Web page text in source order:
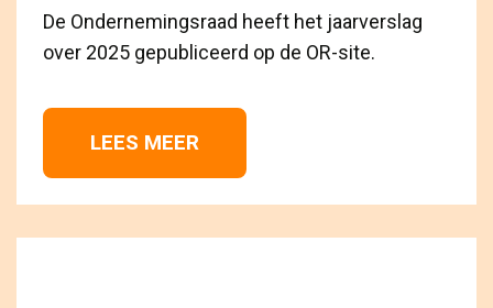
De Ondernemingsraad heeft het jaarverslag
over 2025 gepubliceerd op de OR-site.
LEES MEER